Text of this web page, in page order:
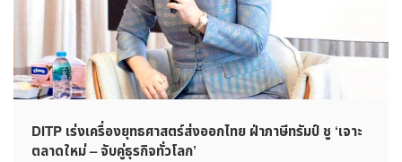
DITP เร่งเครื่องยุทธศาสตร์ส่งออกไทย ฝ่าภาษีทรัมป์ ชู ‘เจาะ
ตลาดใหม่ – จับคู่ธุรกิจทั่วโลก’